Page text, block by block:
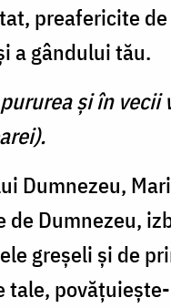
preafericite
a gândului tău.
şi în vecii
Dumnezeu,
de Dumnezeu,
greşeli şi de
tale,